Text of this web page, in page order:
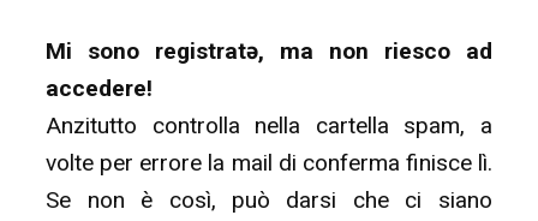
Mi sono registratə, ma non riesco ad
accedere!
Anzitutto controlla nella cartella spam, a
volte per errore la mail di conferma finisce lì.
Se non è così, può darsi che ci siano